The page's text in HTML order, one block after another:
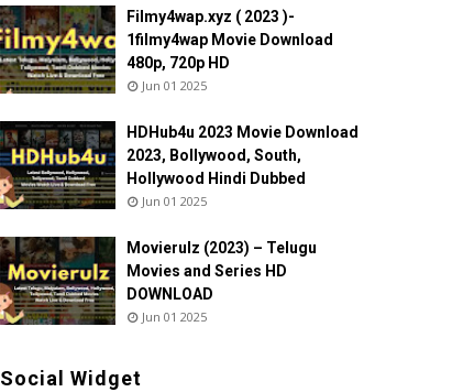
Filmy4wap.xyz ( 2023 )-
1filmy4wap Movie Download
480p, 720p HD
Jun 01 2025
HDHub4u 2023 Movie Download
2023, Bollywood, South,
Hollywood Hindi Dubbed
Jun 01 2025
Movierulz (2023) – Telugu
Movies and Series HD
DOWNLOAD
Jun 01 2025
Social Widget